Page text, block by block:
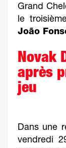
Grand
le
João
Novak
après
jeu
Dans une
vendredi